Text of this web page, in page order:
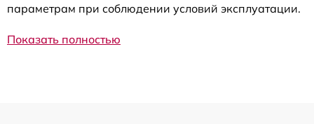
параметрам при соблюдении условий эксплуатации.
Показать полностью